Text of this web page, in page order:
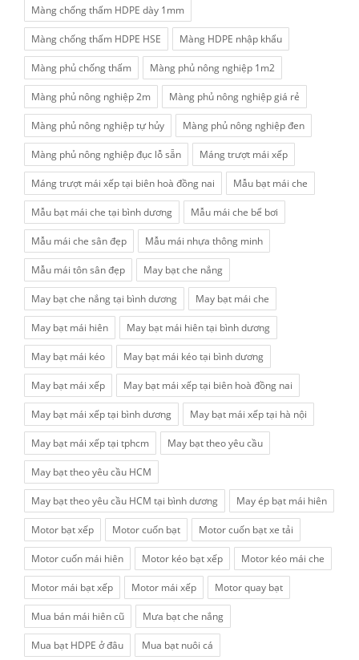
Màng chống thấm HDPE dày 1mm
Màng chống thấm HDPE HSE Màng HDPE nhập khẩu
Màng phủ chống thấm Màng phủ nông nghiệp 1m2
Màng phủ nông nghiệp 2m Màng phủ nông nghiệp giá rẻ
Màng phủ nông nghiệp tự hủy Màng phủ nông nghiệp đen
Màng phủ nông nghiệp đục lỗ sẵn Máng trượt mái xếp
Máng trượt mái xếp tại biên hoà đồng nai Mẫu bạt mái che
Mẫu bạt mái che tại bình dương Mẫu mái che bể bơi
Mẫu mái che sân đẹp Mẫu mái nhựa thông minh
Mẫu mái tôn sân đẹp May bạt che nắng
May bạt che nắng tại bình dương May bạt mái che
May bạt mái hiên May bạt mái hiên tại bình dương
May bạt mái kéo May bạt mái kéo tại bình dương
May bạt mái xếp May bạt mái xếp tại biên hoà đồng nai
May bạt mái xếp tại bình dương May bạt mái xếp tại hà nội
May bạt mái xếp tại tphcm May bạt theo yêu cầu
May bạt theo yêu cầu HCM
May bạt theo yêu cầu HCM tại bình dương May ép bạt mái hiên
Motor bạt xếp Motor cuốn bạt Motor cuốn bạt xe tải
Motor cuốn mái hiên Motor kéo bạt xếp Motor kéo mái che
Motor mái bạt xếp Motor mái xếp Motor quay bạt
Mua bán mái hiên cũ Mưa bạt che nắng
Mua bạt HDPE ở đâu Mua bạt nuôi cá